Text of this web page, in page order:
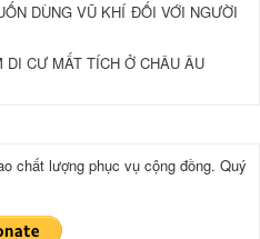
DÙNG VŨ KHÍ ĐỐI VỚI NGƯỜI
CƯ MẤT TÍCH Ở CHÂU ÂU
chất lượng phục vụ cộng đồng. Quý